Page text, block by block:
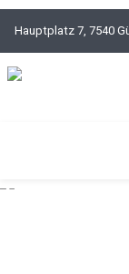
Hauptplatz 7, 7540